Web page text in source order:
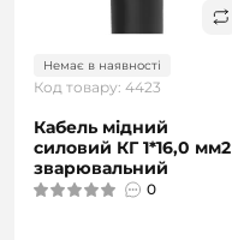
Немає в наявності
Код товару: 4423
Кабель мідний
силовий КГ 1*16,0 мм2
зварювальний
0